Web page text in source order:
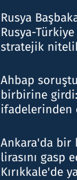
Rusya
Rusya-
stratejik
Ahbap
birbirine
ifadelerinden
Ankara'da bir
lirasını gasp
Kırıkkale'de